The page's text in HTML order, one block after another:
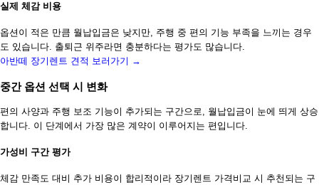
실제 체감 비용
옵션이 적은 만큼 월납입금은 낮지만, 주행 중 편의 기능 부족을 느끼는 경우
도 있습니다. 출퇴근 위주라면 충분하다는 평가도 많습니다.
아반떼 장기렌트 견적 보러가기 →
중간 옵션 선택 시 변화
편의 사양과 주행 보조 기능이 추가되는 구간으로, 월납입금이 눈에 띄게 상승
합니다. 이 단계에서 가장 많은 계약이 이루어지는 편입니다.
가성비 구간 평가
체감 만족도 대비 추가 비용이 합리적이라 장기렌트 가격비교 시 추천되는 구